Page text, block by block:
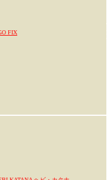
FIX